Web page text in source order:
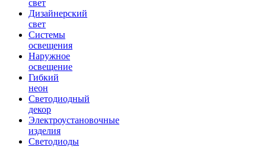
свет
Дизайнерский
свет
Системы
освещения
Наружное
освещение
Гибкий
неон
Светодиодный
декор
Электроустановочные
изделия
Светодиоды